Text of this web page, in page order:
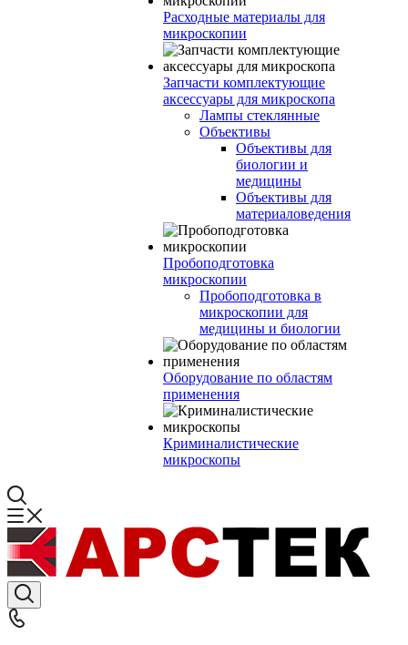
Расходные материалы для
микроскопии
Запчасти комплектующие
аксессуары для микроскопа
Лампы стеклянные
Объективы
Объективы для
биологии и
медицины
Объективы для
материаловедения
Пробоподготовка
микроскопии
Пробоподготовка в
микроскопии для
медицины и биологии
Оборудование по областям
применения
Криминалистические
микроскопы